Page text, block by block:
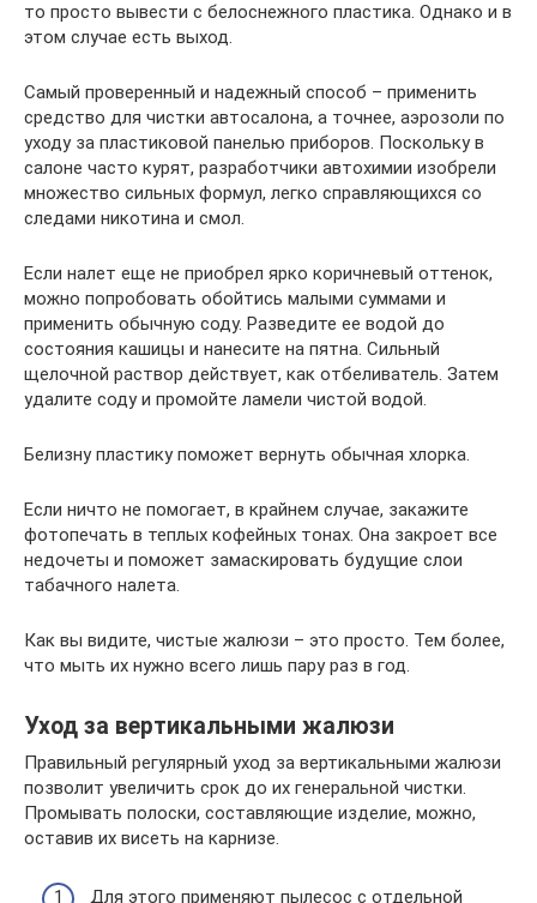
то просто вывести с белоснежного пластика. Однако и в
этом случае есть выход.
Самый проверенный и надежный способ – применить
средство для чистки автосалона, а точнее, аэрозоли по
уходу за пластиковой панелью приборов. Поскольку в
салоне часто курят, разработчики автохимии изобрели
множество сильных формул, легко справляющихся со
следами никотина и смол.
Если налет еще не приобрел ярко коричневый оттенок,
можно попробовать обойтись малыми суммами и
применить обычную соду. Разведите ее водой до
состояния кашицы и нанесите на пятна. Сильный
щелочной раствор действует, как отбеливатель. Затем
удалите соду и промойте ламели чистой водой.
Белизну пластику поможет вернуть обычная хлорка.
Если ничто не помогает, в крайнем случае, закажите
фотопечать в теплых кофейных тонах. Она закроет все
недочеты и поможет замаскировать будущие слои
табачного налета.
Как вы видите, чистые жалюзи – это просто. Тем более,
что мыть их нужно всего лишь пару раз в год.
Уход за вертикальными жалюзи
Правильный регулярный уход за вертикальными жалюзи
позволит увеличить срок до их генеральной чистки.
Промывать полоски, составляющие изделие, можно,
оставив их висеть на карнизе.
Для этого применяют пылесос с отдельной